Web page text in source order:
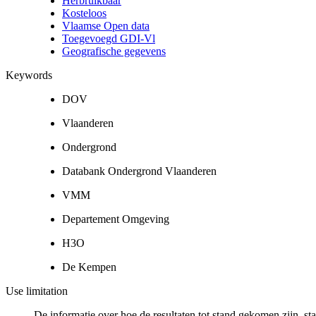
Kosteloos
Vlaamse Open data
Toegevoegd GDI-Vl
Geografische gegevens
Keywords
DOV
Vlaanderen
Ondergrond
Databank Ondergrond Vlaanderen
VMM
Departement Omgeving
H3O
De Kempen
Use limitation